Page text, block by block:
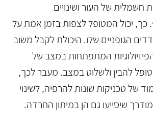
חשמלית של העור ושינויים
כך, יכול המטופל לצפות בזמן אמת על
הגופניים שלו. היכולת לקבל משוב
המתפתחות במצב של
להבין ולשלוט במצב. מעבר לכך,
של טכניקות שונות להרפיה, לשינוי
שיסייעו גם הן במיתון החרדה.